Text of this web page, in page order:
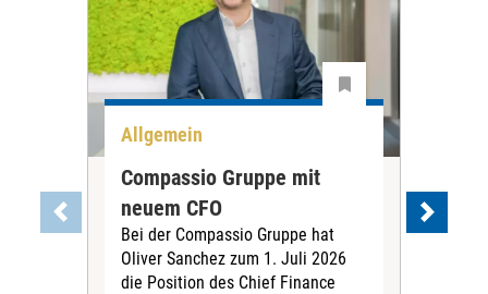
Allgemein
Compassio Gruppe mit
neuem CFO
Bei der Compassio Gruppe hat
Oliver Sanchez zum 1. Juli 2026
die Position des Chief Finance